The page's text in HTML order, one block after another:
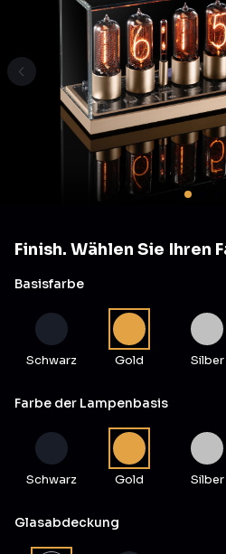
Finish. Wählen Sie Ihren
Basisfarbe
Schwarz Gold Silber
Farbe der Lampenbasis
Schwarz Gold Silber
Glasabdeckung